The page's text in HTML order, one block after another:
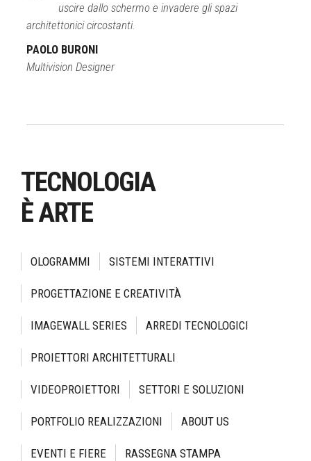
uscire dallo schermo e invadere gli spazi
architettonici circostanti.
PAOLO BURONI
Multivision Designer
TECNOLOGIA
È ARTE
OLOGRAMMI SISTEMI INTERATTIVI
PROGETTAZIONE E CREATIVITÀ
IMAGEWALL SERIES ARREDI TECNOLOGICI
PROIETTORI ARCHITETTURALI
VIDEOPROIETTORI SETTORI E SOLUZIONI
PORTFOLIO REALIZZAZIONI ABOUT US
EVENTI E FIERE RASSEGNA STAMPA